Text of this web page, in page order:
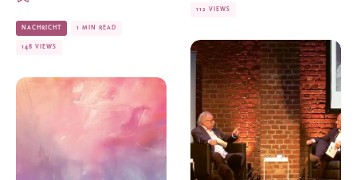
NACHRICHT 1 MIN READ
148 VIEWS
112 VIEWS